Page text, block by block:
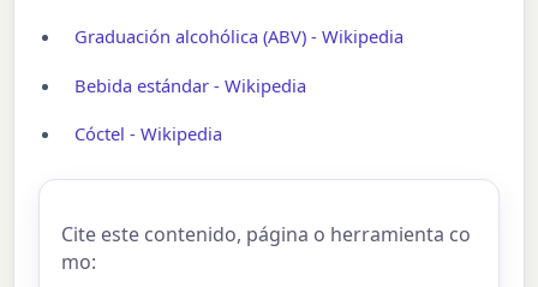
Graduación alcohólica (ABV) - Wikipedia
Bebida estándar - Wikipedia
Cóctel - Wikipedia
Cite este contenido, página o herramienta co
mo: